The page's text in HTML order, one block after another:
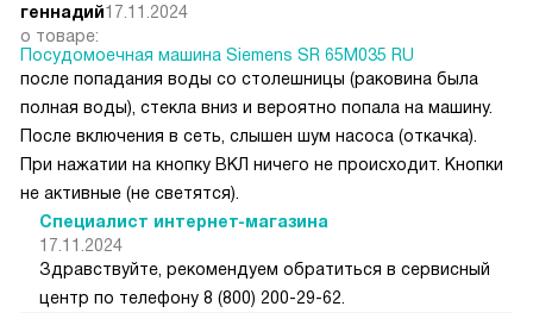
геннадий17.11.2024
о товаре:
Посудомоечная машина Siemens SR 65M035 RU
после попадания воды со столешницы (раковина была
полная воды), стекла вниз и вероятно попала на машину.
После включения в сеть, слышен шум насоса (откачка).
При нажатии на кнопку ВКЛ ничего не происходит. Кнопки
не активные (не светятся).
Специалист интернет-магазина
17.11.2024
Здравствуйте, рекомендуем обратиться в сервисный
центр по телефону 8 (800) 200-29-62.